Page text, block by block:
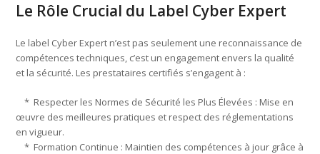
Le Rôle Crucial du Label Cyber Expert
Le label Cyber Expert n’est pas seulement une reconnaissance de
compétences techniques, c’est un engagement envers la qualité
et la sécurité. Les prestataires certifiés s’engagent à :
* Respecter les Normes de Sécurité les Plus Élevées : Mise en
œuvre des meilleures pratiques et respect des réglementations
en vigueur.
* Formation Continue : Maintien des compétences à jour grâce à